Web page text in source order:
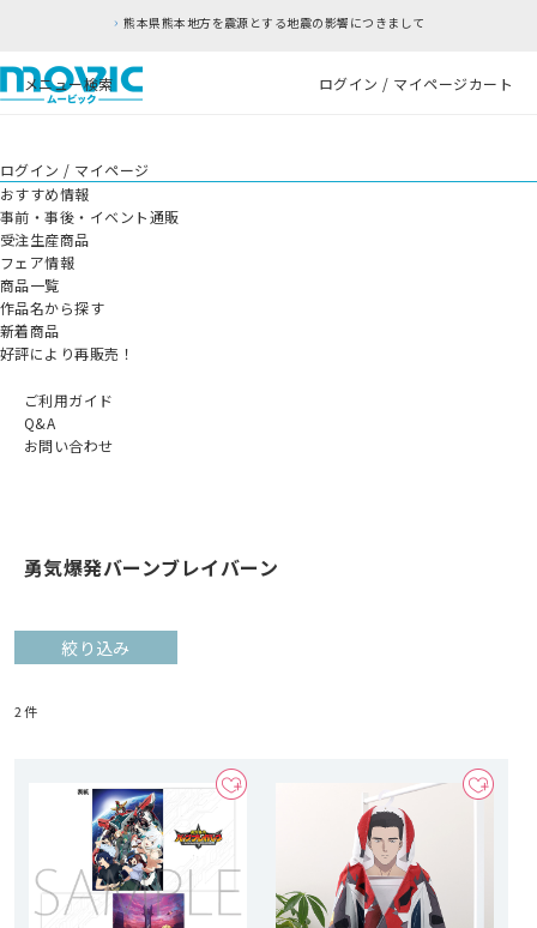
熊本県熊本地方を震源とする地震の影響につきまして
メニュー検索 ログイン / マイページカート
ログイン / マイページ
おすすめ情報
事前・事後・イベント通販
受注生産商品
フェア情報
商品一覧
作品名から探す
新着商品
好評により再販売！
ご利用ガイド
Q&A
お問い合わせ
勇気爆発バーンブレイバーン
絞り込み
2件